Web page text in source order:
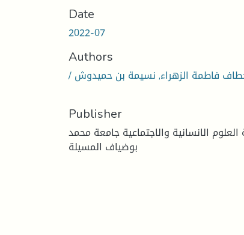
Date
2022-07
Authors
فاطمة الزهراء, نسيمة بن حميدوش
Publisher
العلوم الانسانية والاجتماعية جامعة محمد
بوضياف المسيلة